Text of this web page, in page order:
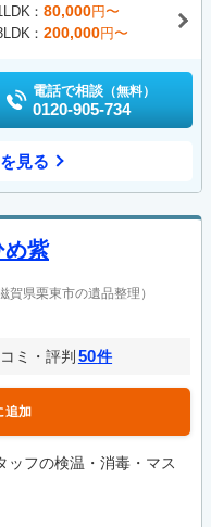
80,000円〜
200,000円〜
電話で相談 （無料）
0120-905-734
見る
紫
滋賀県栗東市の遺品整理）
ミ・評判50件
追加
フの検温・消毒・マス